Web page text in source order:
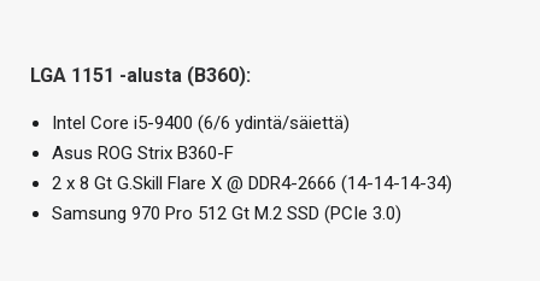
LGA 1151 -alusta (B360):
Intel Core i5-9400 (6/6 ydintä/säiettä)
Asus ROG Strix B360-F
2 x 8 Gt G.Skill Flare X @ DDR4-2666 (14-14-14-34)
Samsung 970 Pro 512 Gt M.2 SSD (PCIe 3.0)